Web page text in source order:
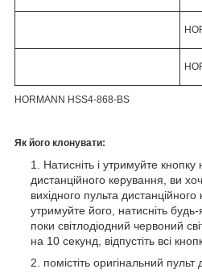
HORMANN HSS4-868-BS
Як його клонувати:
Натисніть і утримуйте кнопку
дистанційного керування, ви
вихідного пульта дистанційного
утримуйте його, натисніть будь-
поки світлодіодний червоний
на 10 секунд, відпустіть всі
помістіть оригінальний пульт